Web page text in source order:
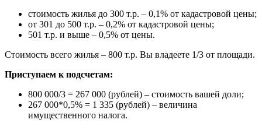
стоимость жилья до 300 т.р. – 0,1% от кадастровой цены;
от 301 до 500 т.р. – 0,2% от кадастровой цены;
501 т.р. и выше – 0,5% от цены.
Стоимость всего жилья – 800 т.р. Вы владеете 1/3 от площади.
Приступаем к подсчетам:
800 000/3 = 267 000 (рублей) – стоимость вашей доли;
267 000*0,5% = 1 335 (рублей) – величина
имущественного налога.